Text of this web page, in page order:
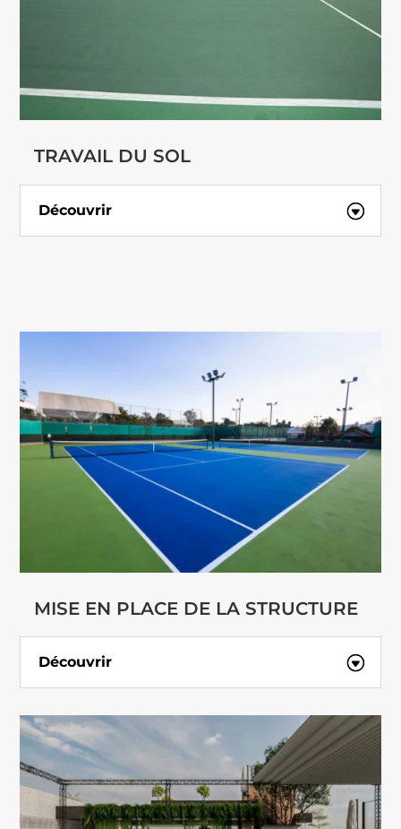
TRAVAIL DU SOL
Découvrir
MISE EN PLACE DE LA STRUCTURE
Découvrir